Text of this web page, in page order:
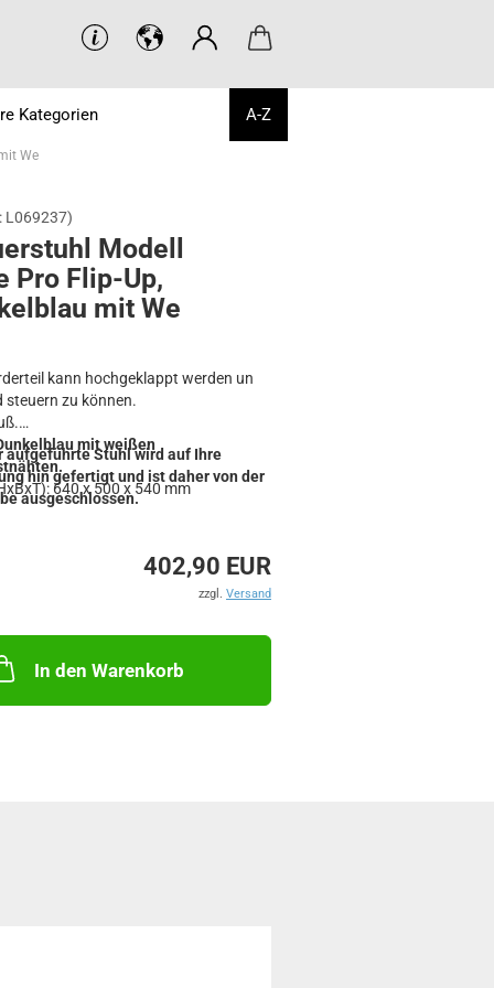
A-Z
Kategorien
We
L069237)
Mo­dell
Pro Flip-​Up,
mit We
kann hochgeklappt werden un
steuern zu können.
mit weißen
640 x 500 x 540 mm
aufgeführte Stuhl wird auf Ihre
hin gefertigt und ist daher von der
ausgeschlossen.
402,90 EUR
zzgl. Versand
In den Warenkorb